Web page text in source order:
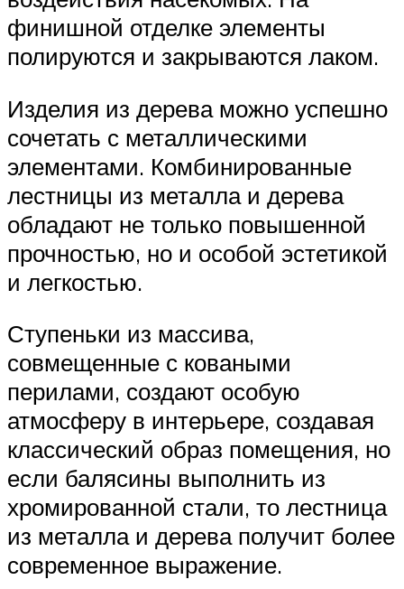
финишной отделке элементы
полируются и закрываются лаком.
Изделия из дерева можно успешно
сочетать с металлическими
элементами. Комбинированные
лестницы из металла и дерева
обладают не только повышенной
прочностью, но и особой эстетикой
и легкостью.
Ступеньки из массива,
совмещенные с коваными
перилами, создают особую
атмосферу в интерьере, создавая
классический образ помещения, но
если балясины выполнить из
хромированной стали, то лестница
из металла и дерева получит более
современное выражение.